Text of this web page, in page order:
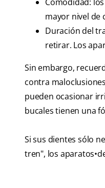
mayor nivel de
Duración del
retirar. Los
Sin embargo,
contra
pueden ocasionar
bucales tienen una
Si sus dientes sólo
tren", los